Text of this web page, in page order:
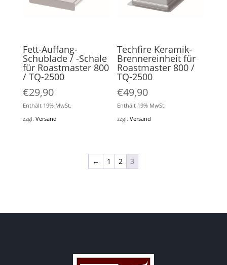
Fett-Auffang-
Schublade / -Schale
für Roastmaster 800
/ TQ-2500
€29,90
Enthält 19% MwSt.
zzgl. Versand
Techfire Keramik-
Brennereinheit für
Roastmaster 800 /
TQ-2500
€49,90
Enthält 19% MwSt.
zzgl.Versand
← 1 2 3